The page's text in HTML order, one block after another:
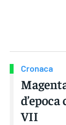
Cronaca
VII